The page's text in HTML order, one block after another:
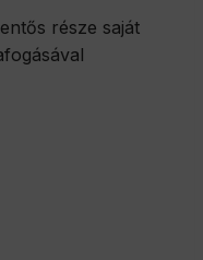
része saját